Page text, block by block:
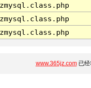
www.365jz.com已经